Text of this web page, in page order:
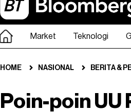
Market Teknologi
HOME NASIONAL BERITA &
Poin-poin UU